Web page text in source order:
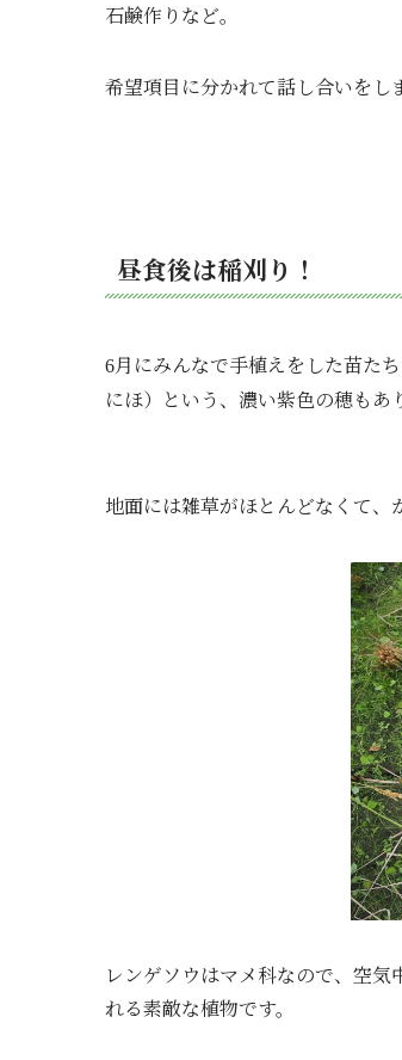
石鹸作りなど。
希望項目に分かれて話し合いをし
昼食後は稲刈り！
6月にみんなで手植えをした苗た
にほ）という、濃い紫色の穂もあ
地面には雑草がほとんどなくて、
レンゲソウはマメ科なので、 空気
れる素敵な植物です。